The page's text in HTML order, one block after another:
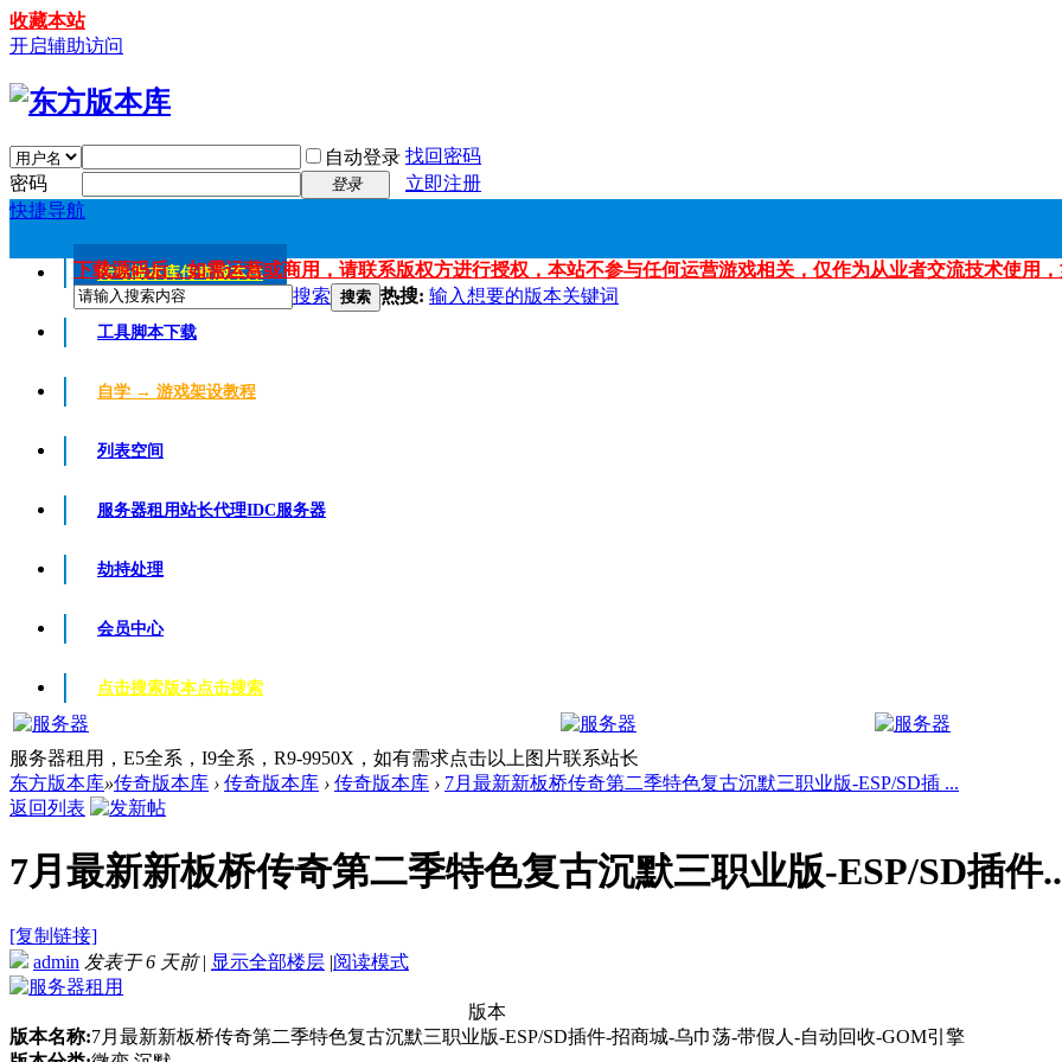
收藏本站
开启辅助访问
自动登录 找回密码
密码
登录
立即注册
快捷导航
传奇版本库传奇版本库
工具脚本下载
自学 → 游戏架设教程
列表空间
服务器租用站长代理IDC服务器
劫持处理
会员中心
点击搜索版本点击搜索
下载源码后，如需运营或商用，请联系版权方进行授权，本站不参与任何运营游戏相关，仅作为从业者交流技术使用
搜索 搜索 热搜: 输入想要的版本关键词
服务器租用，E5全系，I9全系，R9-9950X，如有需求点击以上图片联系站长
东方版本库»传奇版本库 › 传奇版本库 › 传奇版本库 › 7月最新新板桥传奇第二季特色复古沉默三职业版-ESP/SD插 ...
返回列表
7月最新新板桥传奇第二季特色复古沉默三职业版-ESP/SD插件
[复制链接]
admin 发表于6 天前 | 显示全部楼层 |阅读模式
版本
版本名称:7月最新新板桥传奇第二季特色复古沉默三职业版-ESP/SD插件-招商城-乌巾荡-带假人-自动回收-GOM引擎